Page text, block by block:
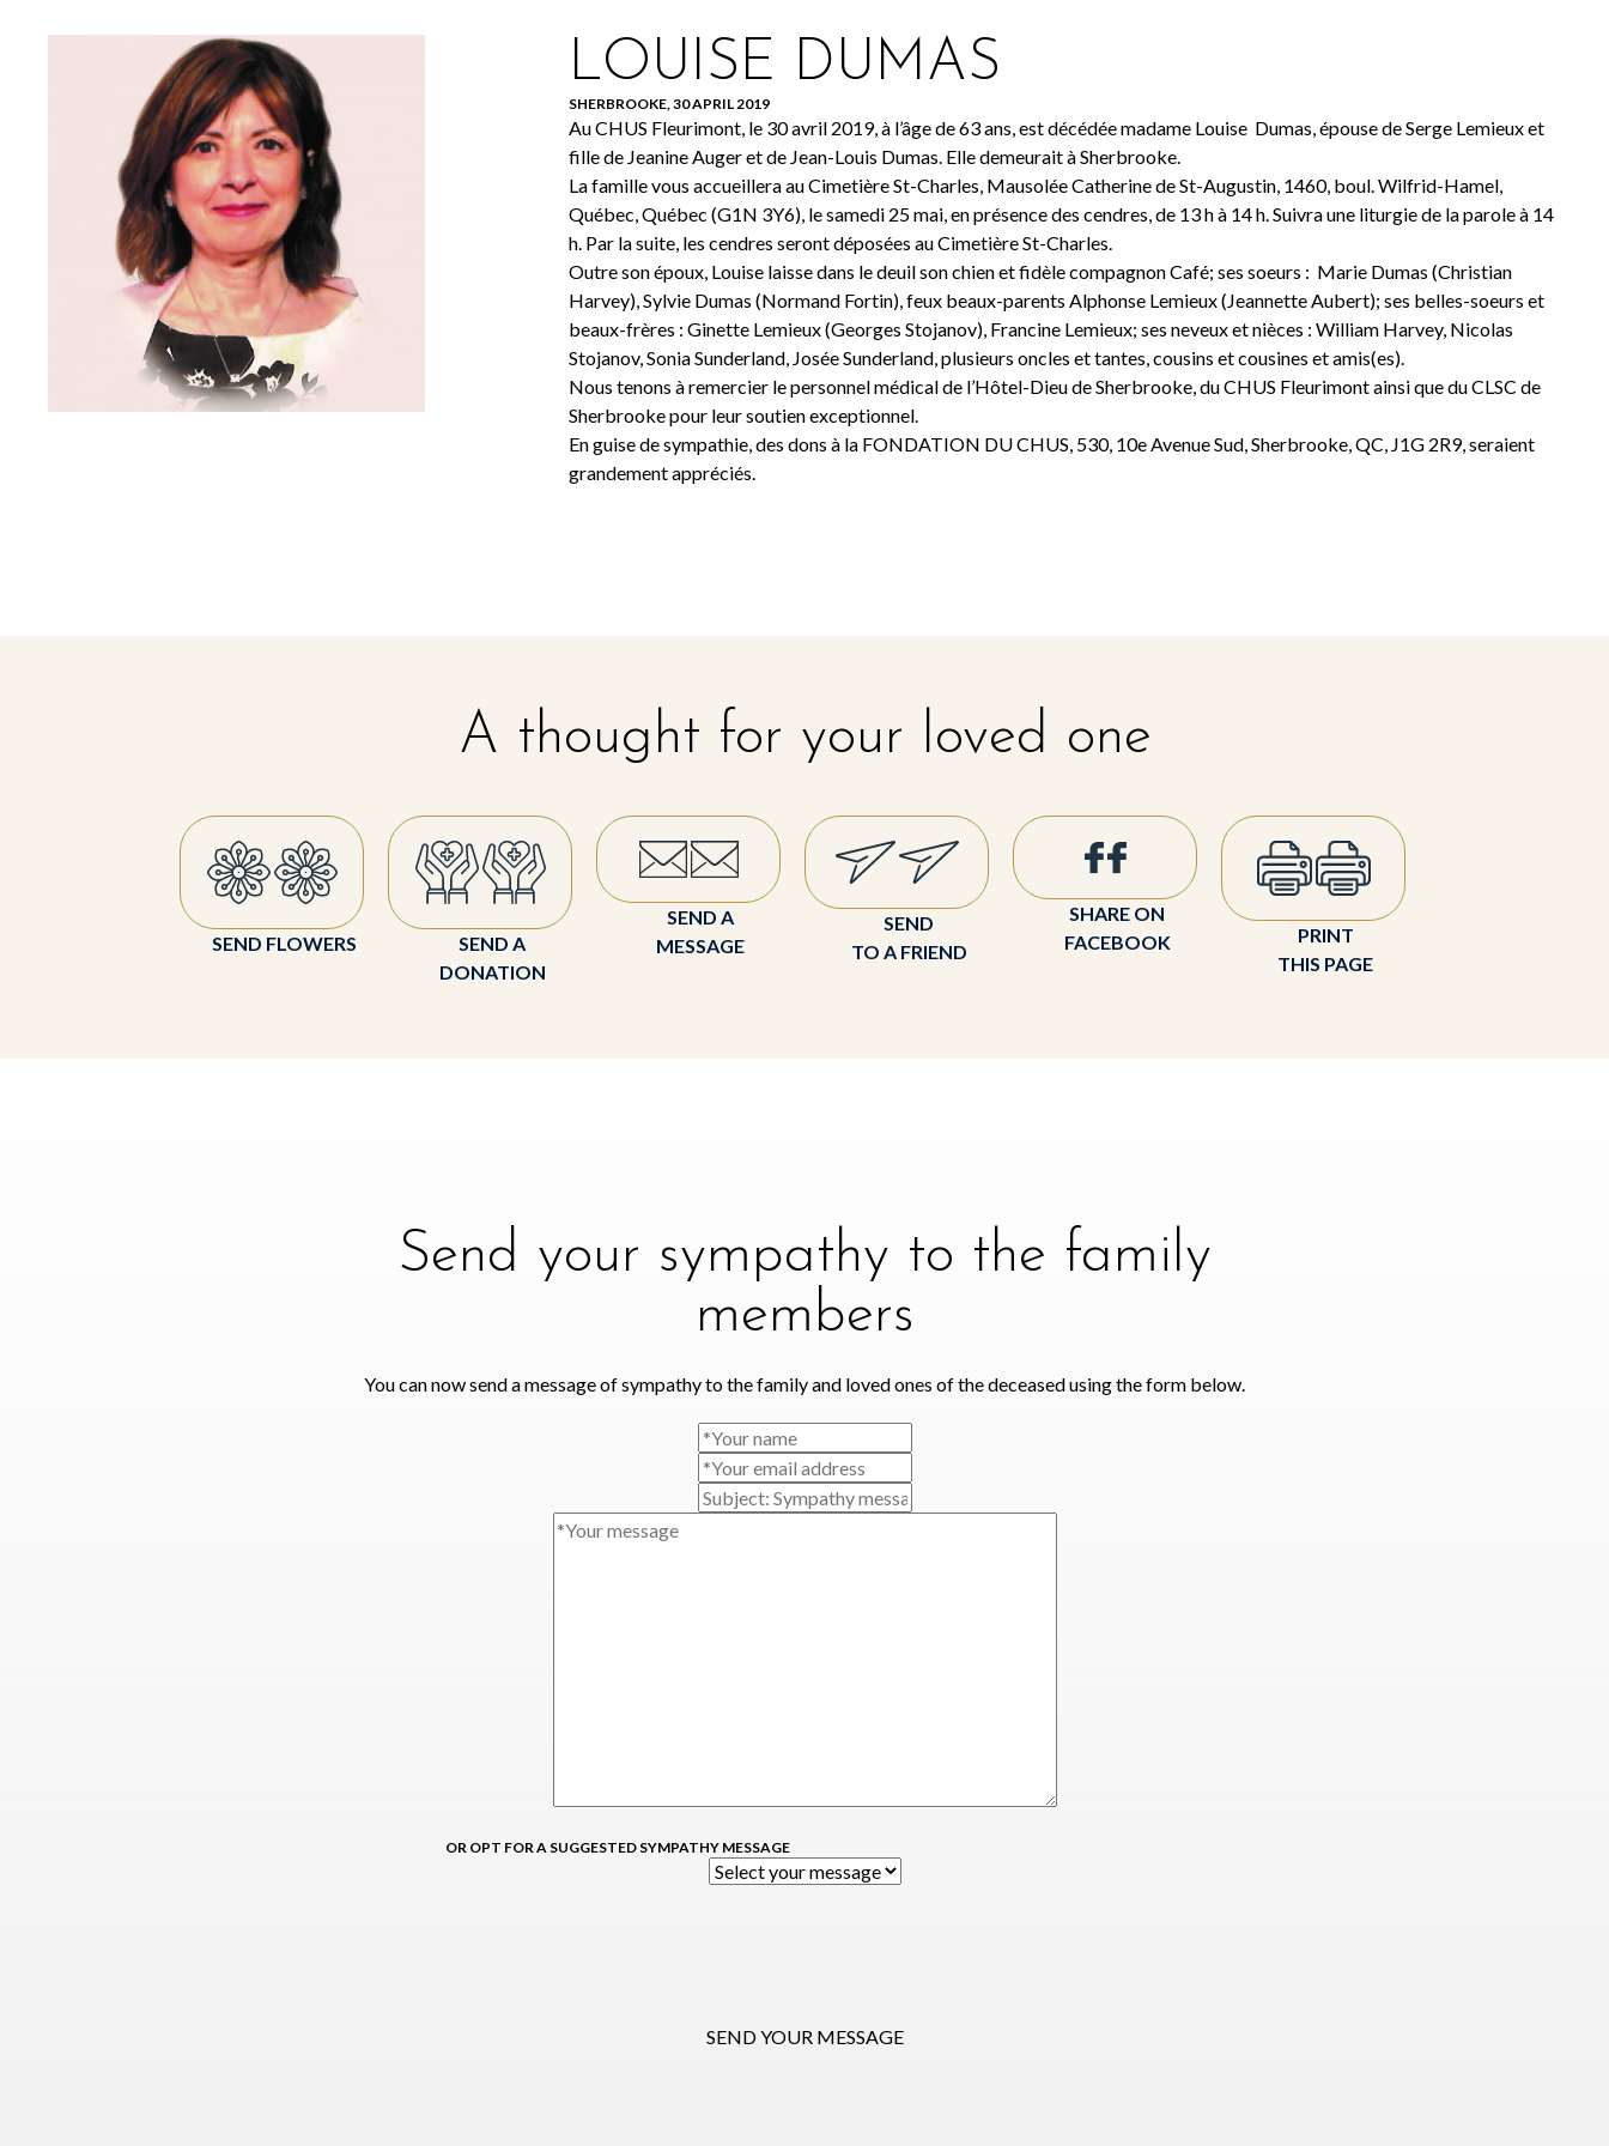
LOUISE DUMAS
SHERBROOKE, 30 APRIL 2019
Au CHUS Fleurimont, le 30 avril 2019, à l’âge de 63 ans, est décédée madame Louise Dumas, épouse de Serge Lemieux et
fille de Jeanine Auger et de Jean-Louis Dumas. Elle demeurait à Sherbrooke.
La famille vous accueillera au Cimetière St-Charles, Mausolée Catherine de St-Augustin, 1460, boul. Wilfrid-Hamel,
Québec, Québec (G1N 3Y6), le samedi 25 mai, en présence des cendres, de 13 h à 14 h. Suivra une liturgie de la parole à 14
h. Par la suite, les cendres seront déposées au Cimetière St-Charles.
Outre son époux, Louise laisse dans le deuil son chien et fidèle compagnon Café; ses soeurs : Marie Dumas (Christian
Harvey), Sylvie Dumas (Normand Fortin), feux beaux-parents Alphonse Lemieux (Jeannette Aubert); ses belles-soeurs et
beaux-frères : Ginette Lemieux (Georges Stojanov), Francine Lemieux; ses neveux et nièces : William Harvey, Nicolas
Stojanov, Sonia Sunderland, Josée Sunderland, plusieurs oncles et tantes, cousins et cousines et amis(es).
Nous tenons à remercier le personnel médical de l’Hôtel-Dieu de Sherbrooke, du CHUS Fleurimont ainsi que du CLSC de
Sherbrooke pour leur soutien exceptionnel.
En guise de sympathie, des dons à la FONDATION DU CHUS, 530, 10e Avenue Sud, Sherbrooke, QC, J1G 2R9, seraient
grandement appréciés.
A thought for your loved one
SEND FLOWERS
SEND A
DONATION
SEND A
MESSAGE
SEND
TO A FRIEND
SHARE ON
FACEBOOK
PRINT
THIS PAGE
Send your sympathy to the family
members
You can now send a message of sympathy to the family and loved ones of the deceased using the form below.
OR OPT FOR A SUGGESTED SYMPATHY MESSAGE
SEND YOUR MESSAGE